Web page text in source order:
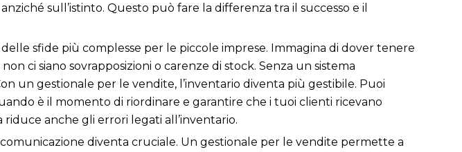
sull’istinto. Questo può fare la differenza tra il successo e il
delle sfide più complesse per le piccole imprese. Immagina di dover tenere
ci siano sovrapposizioni o carenze di stock. Senza un sistema
un gestionale per le vendite, l’inventario diventa più gestibile. Puoi
è il momento di riordinare e garantire che i tuoi clienti ricevano
riduce anche gli errori legati all’inventario.
diventa cruciale. Un gestionale per le vendite permette a